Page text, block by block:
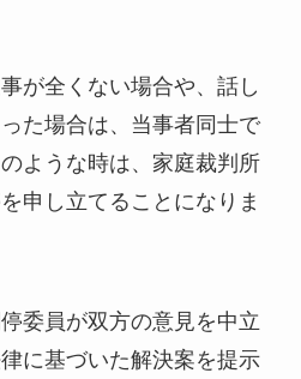
が全くない場合や、話し
た場合は、当事者同士で
ような時は、家庭裁判所
申し立てることになりま
委員が双方の意見を中立
に基づいた解決案を提示